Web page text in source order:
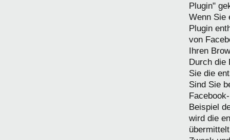
Plugin"
Wenn Sie
Plugin
von
Ihren
Durch die
Sie die
Sind Sie
Beispiel
wird die